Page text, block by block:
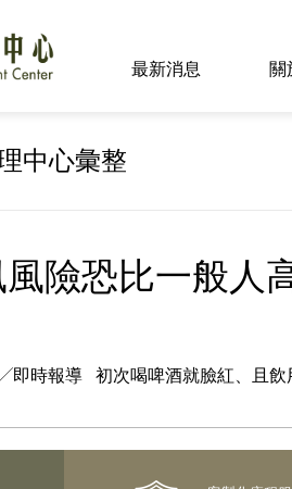
最新消息 關
中心彙整
險恐比一般人
即時報導 初次喝啤酒就臉紅、且